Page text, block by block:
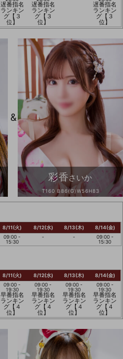
遅番指名
ランキン
グ【３
位】
遅番指名
ランキン
グ【３
位】
遅番指名
ランキン
グ【３
位】
&
彩香さいか
T160 B86(G)W56H83
8/11(火)
09:00 -
15:30
8/12(水)
-
8/13(木)
-
8/14(金)
09:00 -
15:30
8/11(火)
09:00 -
19:30
早番指名
ランキン
グ【４
位】
8/12(水)
09:00 -
19:30
早番指名
ランキン
グ【４
位】
8/13(木)
09:00 -
19:30
早番指名
ランキン
グ【４
位】
8/14(金)
09:00 -
19:30
早番指名
ランキン
グ【４
位】